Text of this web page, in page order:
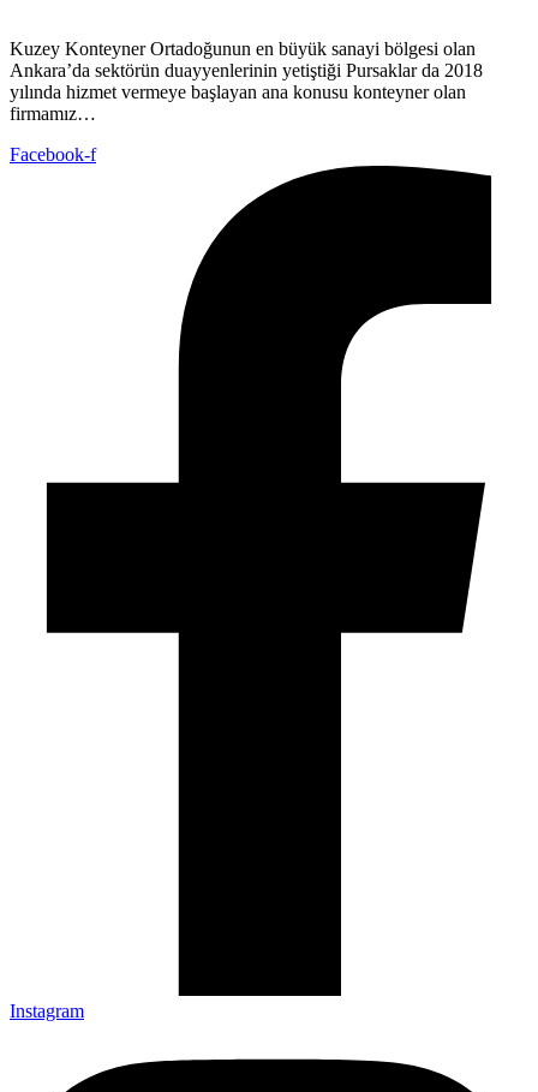
Kuzey Konteyner Ortadoğunun en büyük sanayi bölgesi olan
Ankara’da sektörün duayyenlerinin yetiştiği Pursaklar da 2018
yılında hizmet vermeye başlayan ana konusu konteyner olan
firmamız…
Facebook-f
Instagram